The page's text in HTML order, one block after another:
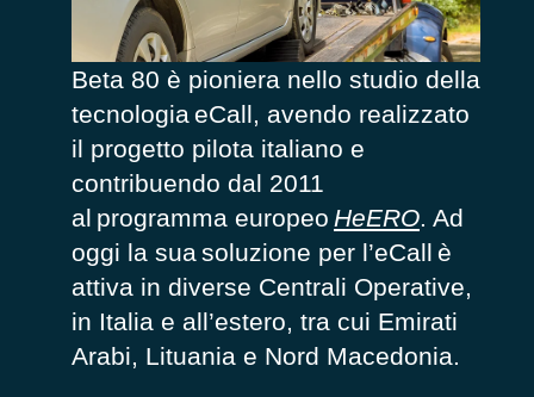
Beta 80 è pioniera nello studio della
tecnologia eCall, avendo realizzato
il progetto pilota italiano e
contribuendo dal 2011
al programma europeo HeERO. Ad
oggi la suasoluzione per l’eCall è
attiva in diverse Centrali Operative,
in Italia e all’estero, tra cui Emirati
Arabi, Lituania e Nord Macedonia.